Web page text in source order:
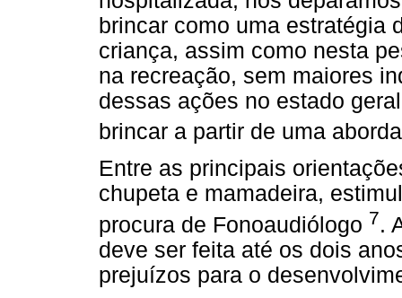
brincar como uma estratégia
criança, assim como nesta
na recreação, sem maiores
dessas ações no estado
brincar a partir de uma
Entre as principais
chupeta e mamadeira,
procura de Fonoaudiólogo 7.
deve ser feita até os dois
prejuízos para o